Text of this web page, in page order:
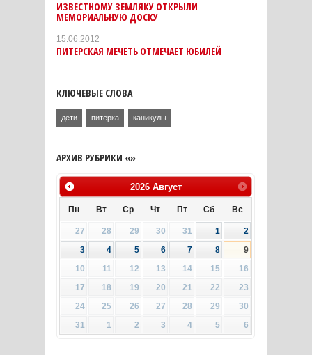
ИЗВЕСТНОМУ ЗЕМЛЯКУ ОТКРЫЛИ
МЕМОРИАЛЬНУЮ ДОСКУ
15.06.2012
ПИТЕРСКАЯ МЕЧЕТЬ ОТМЕЧАЕТ ЮБИЛЕЙ
КЛЮЧЕВЫЕ СЛОВА
дети питерка каникулы
АРХИВ РУБРИКИ «»
2026 Август
Пн Вт Ср Чт Пт Сб Вс
27 28 29 30 31 1
2
3
4 5 6 7 8
9
10
11 12 13 14 15
16
17
18 19 20 21 22
23
24
25 26 27 28 29
30
31
1 2 3 4 5 6